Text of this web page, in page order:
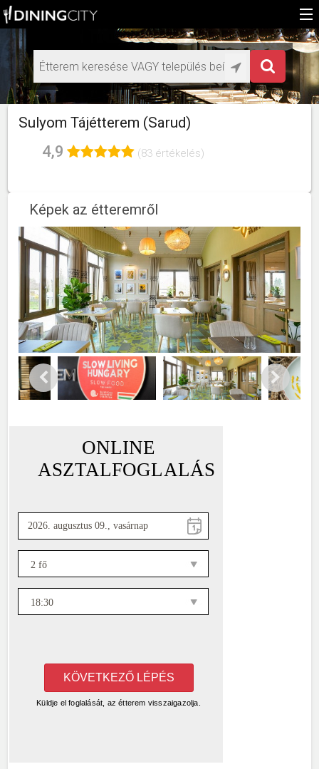
Főoldal
Médiaajánlat éttermeknek
HU
Sulyom Tájétterem (Sarud)
4,9 (83 értékelés)
Képek az étteremről